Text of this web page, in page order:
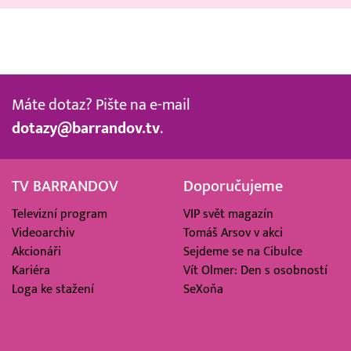
Máte dotaz? Pište na e-mail
dotazy@barrandov.tv.
TV BARRANDOV
Televizní program
Videoarchiv
Akcionáři
Kariéra
Loga ke stažení
Doporučujeme
VIP svět magazín
Tomáš Arsov v akci
Sejdeme se na Cibulce
Vít Olmer: Den s osobností
SeXoňa